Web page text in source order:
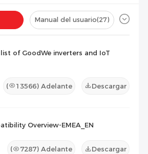
Manual del usuario(27)
(0) Otros(0)
of GoodWe inverters and IoT
( 13566) Adelante Descargar
Overview-EMEA_EN
( 7287) Adelante Descargar